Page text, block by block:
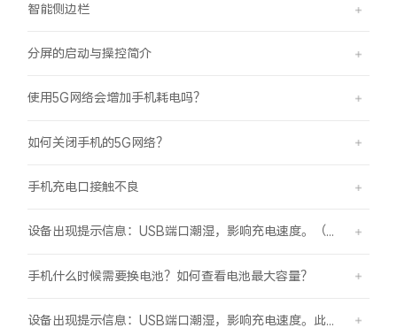
智能侧边栏
分屏的启动与操控简介
使用5G网络会增加手机耗电吗？
如何关闭手机的5G网络？
手机充电口接触不良
设备出现提示信息：USB端口潮湿，影响充电速度。（伴随“滴滴”提示音）
手机什么时候需要换电池？如何查看电池最大容量？